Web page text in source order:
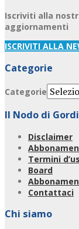
Iscriviti alla
aggiornamenti
ISCRIVITI ALLA
Categorie
Categorie
Il Nodo di
Disclaimer
Termini
Board
Contattaci
Chi siamo